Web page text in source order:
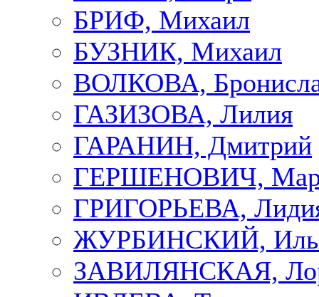
БРИФ, Михаил
БУЗНИК, Михаил
ВОЛКОВА,
ГАЗИЗОВА, Лилия
ГАРАНИН, Дмитрий
ГЕРШЕНОВИЧ,
ГРИГОРЬЕВА,
ЖУРБИНСКИЙ,
ЗАВИЛЯНСКАЯ,